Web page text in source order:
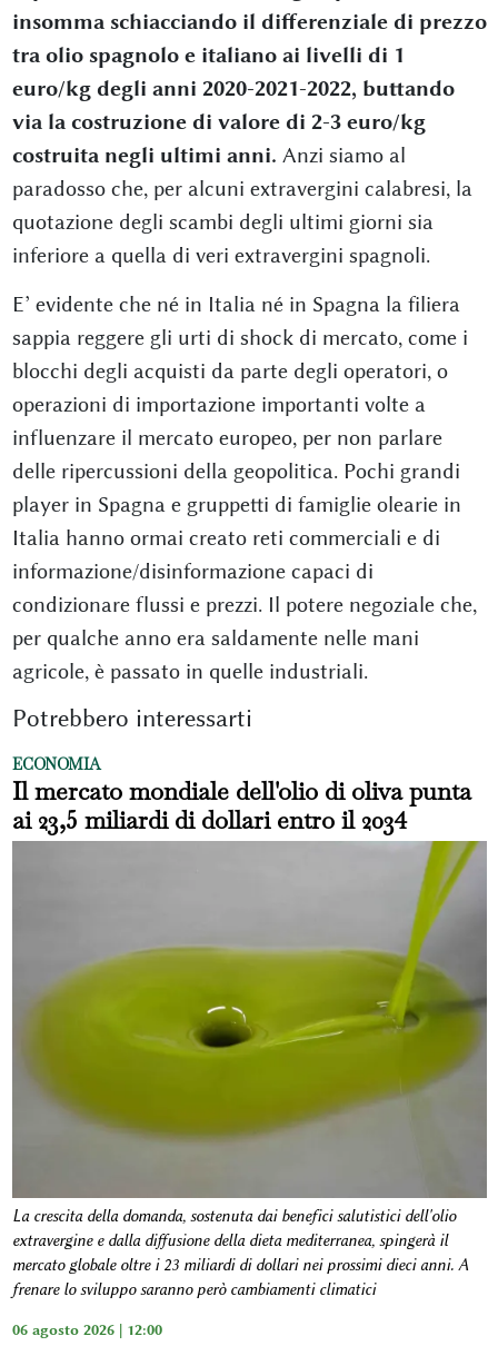
insomma schiacciando il differenziale di prezzo
tra olio spagnolo e italiano ai livelli di 1
euro/kg degli anni 2020-2021-2022, buttando
via la costruzione di valore di 2-3 euro/kg
costruita negli ultimi anni. Anzi siamo al
paradosso che, per alcuni extravergini calabresi, la
quotazione degli scambi degli ultimi giorni sia
inferiore a quella di veri extravergini spagnoli.
E’ evidente che né in Italia né in Spagna la filiera
sappia reggere gli urti di shock di mercato, come i
blocchi degli acquisti da parte degli operatori, o
operazioni di importazione importanti volte a
influenzare il mercato europeo, per non parlare
delle ripercussioni della geopolitica. Pochi grandi
player in Spagna e gruppetti di famiglie olearie in
Italia hanno ormai creato reti commerciali e di
informazione/disinformazione capaci di
condizionare flussi e prezzi. Il potere negoziale che,
per qualche anno era saldamente nelle mani
agricole, è passato in quelle industriali.
Potrebbero interessarti
ECONOMIA
Il mercato mondiale dell'olio di oliva punta
ai 23,5 miliardi di dollari entro il 2034
La crescita della domanda, sostenuta dai benefici salutistici dell'olio
extravergine e dalla diffusione della dieta mediterranea, spingerà il
mercato globale oltre i 23 miliardi di dollari nei prossimi dieci anni. A
frenare lo sviluppo saranno però cambiamenti climatici
06 agosto 2026 | 12:00